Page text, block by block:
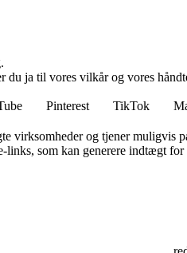
du ja til vores vilkår og vores
Pinterest TikTok
virksomheder og tjener muligvis
som kan generere indtægt